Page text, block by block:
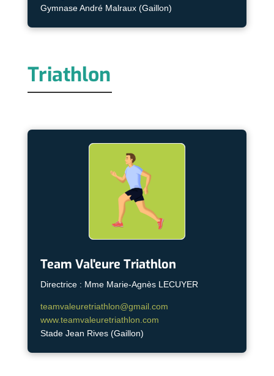
Gymnase André Malraux (Gaillon)
Triathlon
Team Val'eure Triathlon
Directrice : Mme Marie-Agnès LECUYER
teamvaleuretriathlon@gmail.com
www.teamvaleuretriathlon.com
Stade Jean Rives (Gaillon)